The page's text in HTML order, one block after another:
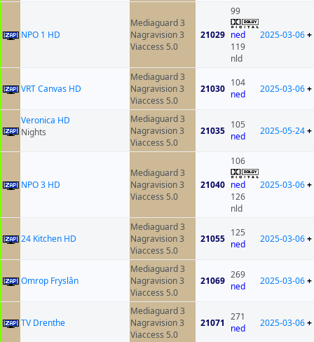
NPO 1 HD
Mediaguard 3
Nagravision 3
Viaccess 5.0
21029
99
ned
119
nld
2025-03-06+
VRT Canvas HD
Mediaguard 3
Nagravision 3
Viaccess 5.0
21030
104
ned
2025-03-06+
Veronica HD
Nights
Mediaguard 3
Nagravision 3
Viaccess 5.0
21035
105
ned
2025-05-24+
NPO 3 HD
Mediaguard 3
Nagravision 3
Viaccess 5.0
21040
106
ned
126
nld
2025-03-06+
24 Kitchen HD
Mediaguard 3
Nagravision 3
Viaccess 5.0
21055
125
ned
2025-03-06+
Omrop Fryslân
Mediaguard 3
Nagravision 3
Viaccess 5.0
21069
269
ned
2025-03-06+
TV Drenthe
Mediaguard 3
Nagravision 3
Viaccess 5.0
21071
271
ned
2025-03-06+